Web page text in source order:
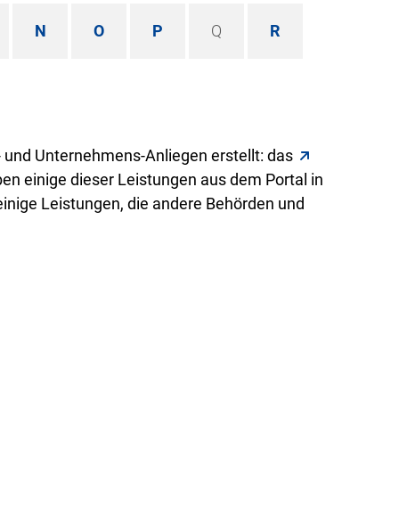
N O P Q R
Unternehmens-Anliegen erstellt: das
einige dieser Leistungen aus dem Portal in
Leistungen, die andere Behörden und